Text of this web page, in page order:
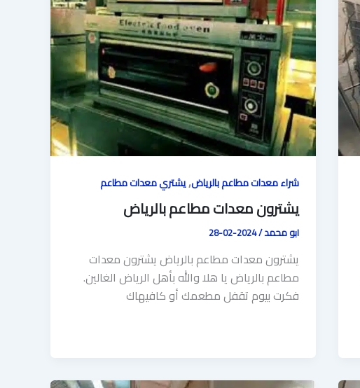
شراء معدات مطاعم بالرياض,يشتري معدات مطاعم
يشترون معدات مطاعم بالرياض
ابو محمد/
2024-02-28
يشترون معدات مطاعم بالرياض يشترون معدات
مطاعم بالرياض يا هلا والله بأهل الرياض الغالين.
فكرت بيوم تقفل مطعمك أو كافيهاك